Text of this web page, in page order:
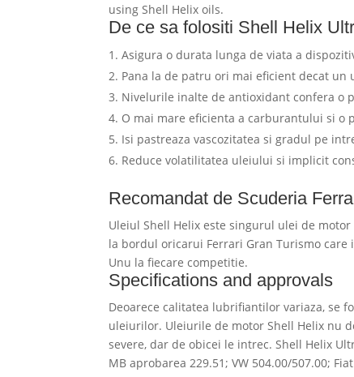
using Shell Helix oils.
De ce sa folositi Shell Helix
Asigura o durata lunga de viata a
Pana la de patru ori mai eficient decat
Nivelurile inalte de antioxidant confera o
O mai mare eficienta a carburantului si o
Isi pastreaza vascozitatea si gradul pe
Reduce volatilitatea uleiului si implicit
Recomandat de Scuderia
Uleiul Shell Helix este singurul ulei de
la bordul oricarui Ferrari Gran Turismo
Unu la fiecare competitie.
Specifications and approvals
Deoarece calitatea lubrifiantilor variaza, se
uleiurilor. Uleiurile de motor Shell Helix nu
severe, dar de obicei le intrec. Shell Helix
MB aprobarea 229.51; VW 504.00/507.00;